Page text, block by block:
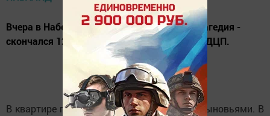
Вчера в Набережных Челнах произошла трагедия -
скончался 12-летний мальчик с диагнозом ДЦП.
В квартире проживала женщина с двумя сыновьями. В